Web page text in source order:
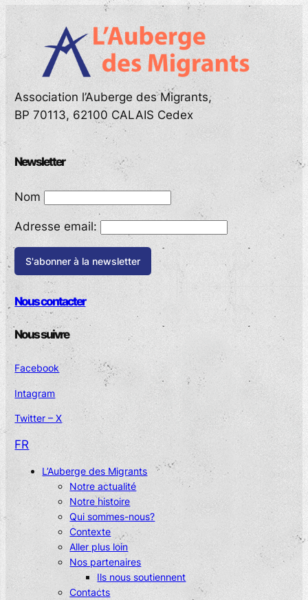
Association l’Auberge des Migrants,
BP 70113, 62100 CALAIS Cedex
Newsletter
Nom
Adresse email:
Nous contacter
Nous suivre
Facebook
Intagram
Twitter – X
FR
L’Auberge des Migrants
Notre actualité
Notre histoire
Qui sommes-nous?
Contexte
Aller plus loin
Nos partenaires
Ils nous soutiennent
Contacts